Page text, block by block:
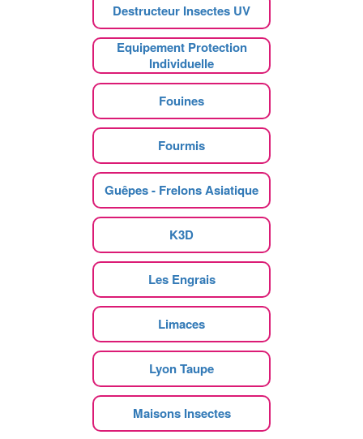
Destructeur Insectes UV
Equipement Protection
Individuelle
Fouines
Fourmis
Guêpes - Frelons Asiatique
K3D
Les Engrais
Limaces
Lyon Taupe
Maisons Insectes